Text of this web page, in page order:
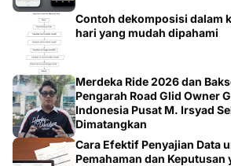
Contoh dekomposisi dalam
hari yang mudah dipahami
Merdeka Ride 2026 dan
Pengarah Road Glid Owner
Indonesia Pusat M. Irsyad
Dimatangkan
Cara Efektif Penyajian Data
Pemahaman dan Keputusan